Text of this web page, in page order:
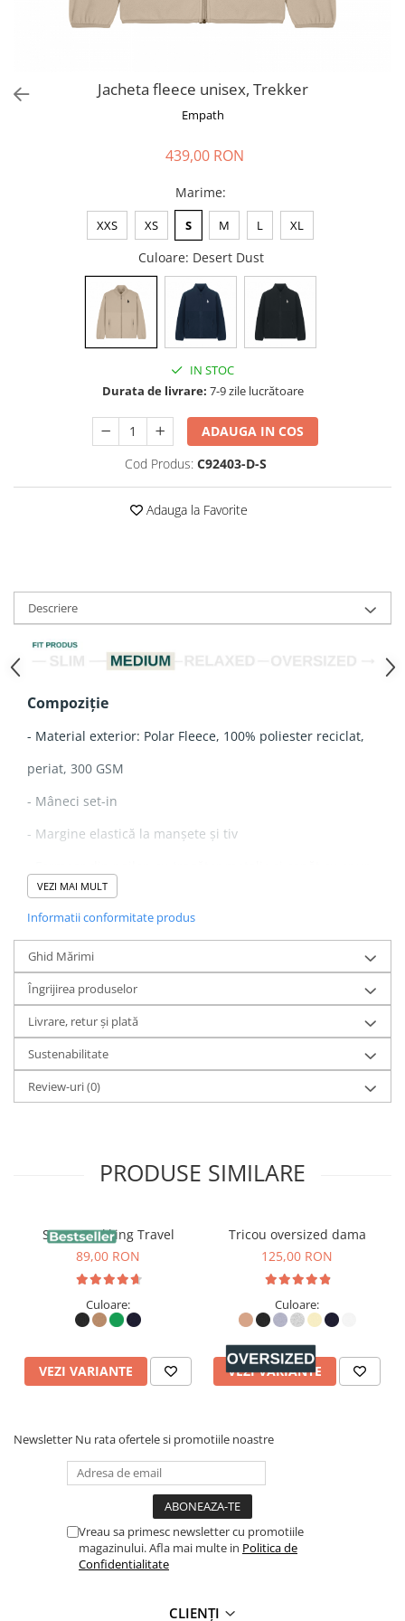
Jacheta fleece unisex, Trekker
Empath
439,00 RON
Marime:
XXS XS S M L XL
Culoare: Desert Dust
IN STOC
Durata de livrare: 7-9 zile lucrătoare
ADAUGA IN COS
Cod Produs: C92403-D-S
Adauga la Favorite
Descriere
Compoziție
- Material exterior: Polar Fleece, 100% poliester reciclat,
periat, 300 GSM
- Mâneci set-in
- Margine elastică la manșete și tiv
- MaterialPolar Fleece periat, cu finisaj anti-scămoșare
- Buzunare frontale cu tăietură oblică și închidere
ascunsă cu fermoar
- Fermoar pe interior, la pieptul stâng al purtătorului
VEZI MAI MULT
Informatii conformitate produs
Ghid Mărimi
Îngrijirea produselor
Livrare, retur și plată
Sustenabilitate
Review-uri(0)
PRODUSE SIMILARE
Sapca Trekking Travel
89,00 RON
Culoare:
VEZI VARIANTE
Tricou oversized dama
125,00 RON
Culoare:
VEZI VARIANTE
Newsletter Nu rata ofertele si promotiile noastre
Vreau sa primesc newsletter cu promotiile
magazinului. Afla mai multe in Politica de
Confidentialitate
CLIENȚI